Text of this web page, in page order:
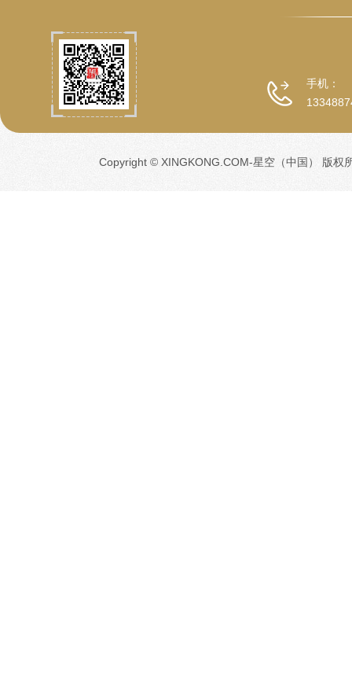
手机：
Copyright © XINGKONG.COM-星空（中国） 版权